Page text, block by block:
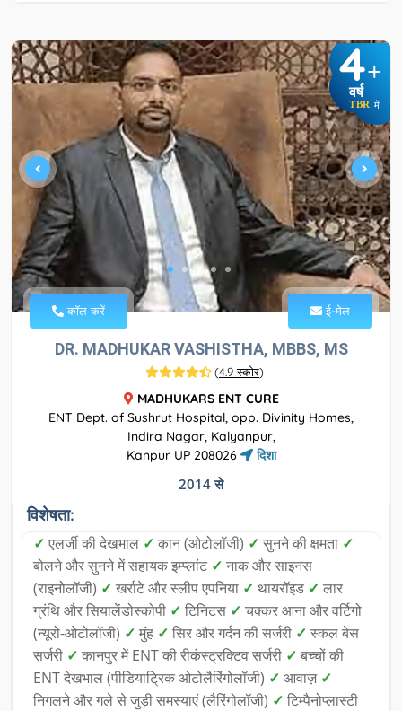
4+
वर्ष
TBR में
कॉल करें ई-मेल
DR. MADHUKAR VASHISTHA, MBBS, MS
(4.9 स्कोर)
MADHUKARS ENT CURE
ENT Dept. of Sushrut Hospital, opp. Divinity Homes,
Indira Nagar, Kalyanpur,
Kanpur UP 208026
दिशा
2014 से
विशेषता:
✓ एलर्जी की देखभाल ✓ कान (ओटोलॉजी) ✓ सुनने की क्षमता ✓
बोलने और सुनने में सहायक इम्प्लांट ✓ नाक और साइनस
(राइनोलॉजी) ✓ खर्राटे और स्लीप एपनिया ✓ थायरॉइड ✓ लार
ग्रंथि और सियालेंडोस्कोपी ✓ टिनिटस ✓ चक्कर आना और वर्टिगो
(न्यूरो-ओटोलॉजी) ✓ मुंह ✓ सिर और गर्दन की सर्जरी ✓ स्कल बेस
सर्जरी ✓ कानपुर में ENT की रीकंस्ट्रक्टिव सर्जरी ✓ बच्चों की
ENT देखभाल (पीडियाट्रिक ओटोलैरिंगोलॉजी) ✓ आवाज़ ✓
निगलने और गले से जुड़ी समस्याएं (लैरिंगोलॉजी) ✓ टिम्पैनोप्लास्टी